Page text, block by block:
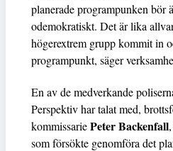
planerade programpunken bör
odemokratiskt. Det är lika
högerextrem grupp kommit in
programpunkt, säger
En av de medverkande
Perspektiv har talat med,
kommissariePeter Backenfall
som försökte genomföra det